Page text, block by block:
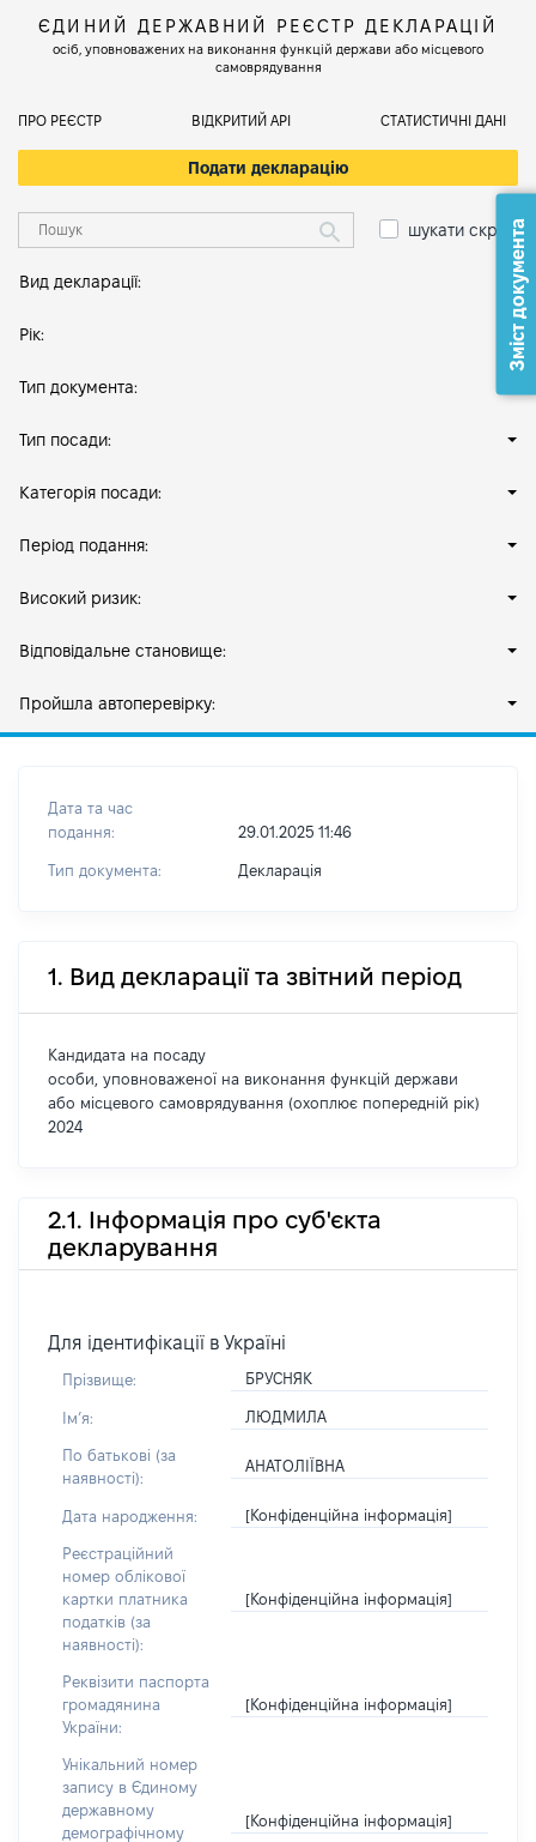
ЄДИНИЙ ДЕРЖАВНИЙ РЕЄСТР ДЕКЛАРАЦІЙ
осіб, уповноважених на виконання функцій держави або місцевого
самоврядування
ПРО РЕЄСТР ВІДКРИТИЙ АРІ СТАТИСТИЧНІ ДАНІ
Подати декларацію
шукати скрізь
Вид декларації:
Рік:
Тип документа:
Тип посади:
Категорія посади:
Період подання:
Високий ризик:
Відповідальне становище:
Пройшла автоперевірку:
Дата та час
подання:
29.01.2025 11:46
Тип документа: Декларація
1. Вид декларації та звітний період
Кандидата на посаду
особи, уповноваженої на виконання функцій держави
або місцевого самоврядування (охоплює попередній рік)
2024
2.1. Інформація про суб'єкта
декларування
Для ідентифікації в Україні
Прізвище: БРУСНЯК
Імʼя: ЛЮДМИЛА
По батькові (за
наявності):
АНАТОЛІЇВНА
Дата народження: [Конфіденційна інформація]
Реєстраційний
номер облікової
картки платника
податків (за
наявності):
[Конфіденційна інформація]
Реквізити паспорта
громадянина
України:
[Конфіденційна інформація]
Унікальний номер
запису в Єдиному
державному
демографічному
[Конфіденційна інформація]
Зміст документа